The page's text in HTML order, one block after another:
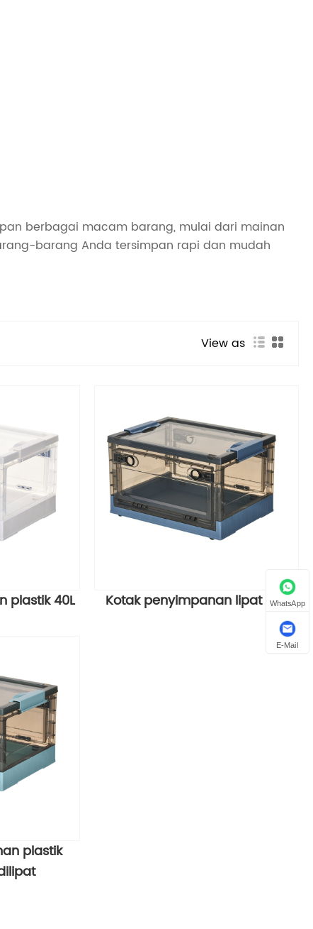
berbagai macam barang, mulai dari mainan
barang Anda tersimpan rapi dan mudah
View as
plastik 40L Kotak penyimpanan lipat 54L
plastik
WhatsApp
E-Mail